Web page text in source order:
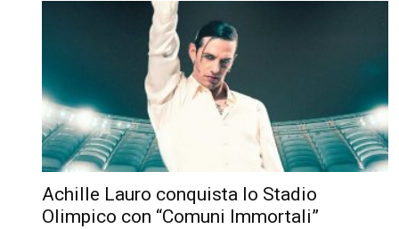
Achille Lauro conquista lo Stadio
Olimpico con “Comuni Immortali”